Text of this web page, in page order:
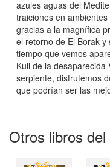
azules aguas del
traiciones en
gracias a la magnífica
el retorno de El Borak
tiempo que vemos
Kull de la
serpiente, disfrutemos
que podrían ser las
Otros libros